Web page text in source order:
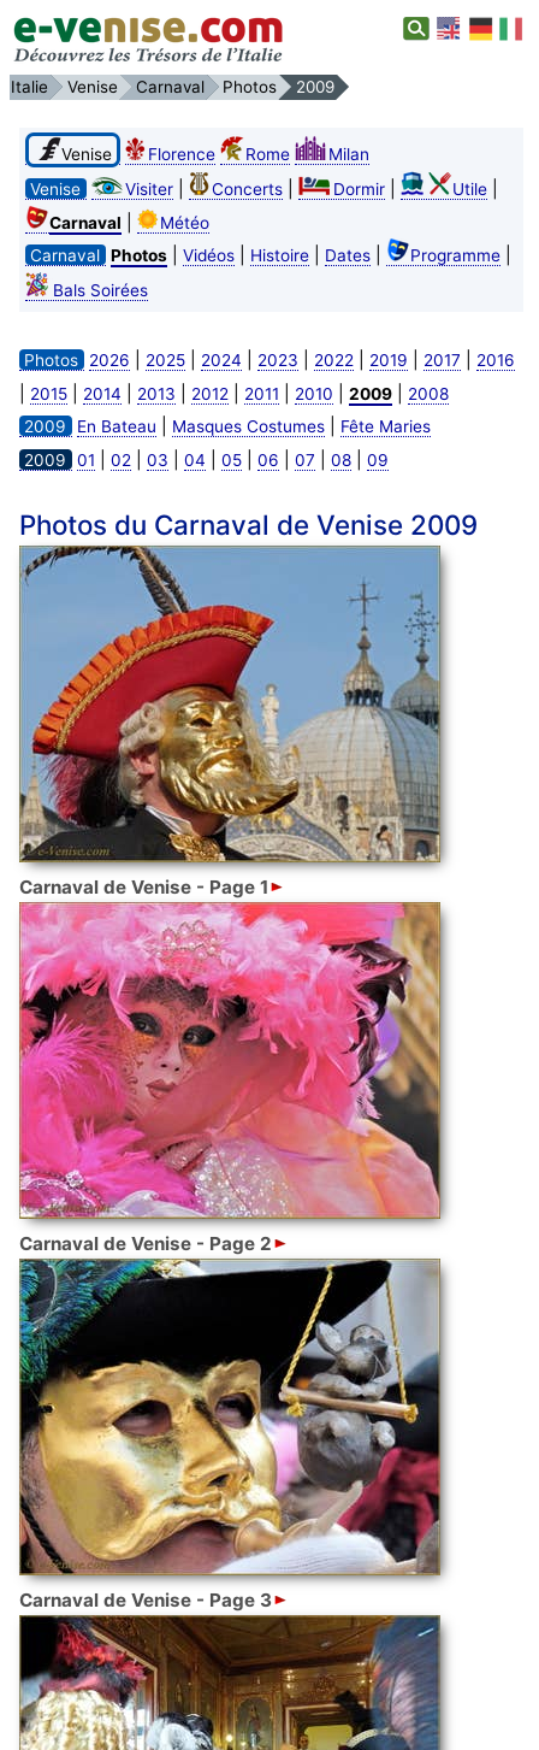
Italie Venise Carnaval Photos 2009
Venise Florence Rome
Milan
Venise
Visiter| Concerts| Dormir| Utile|
Carnaval
Météo
Carnaval Photos| Vidéos| Histoire| Dates| Programme|
Bals Soirées
Photos 2026 2025| 2024 2023 2022 2019 2017 2016
2015| 2014 2013 2012 2011 2010 2009|
2008
2009
En Bateau Masques Costumes|
Fête Maries
2009
01 02 03 04 05| 06 07 08| 09
Photos du Carnaval de Venise 2009
Carnaval de Venise - Page 1
Carnaval de Venise - Page 2
Carnaval de Venise - Page 3